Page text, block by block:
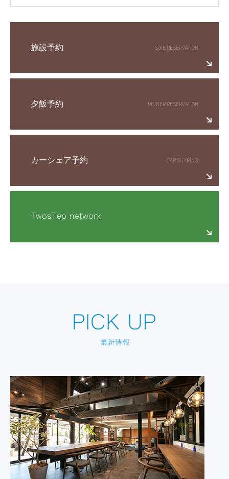
施設予約
夕飯予約
カーシェア予約